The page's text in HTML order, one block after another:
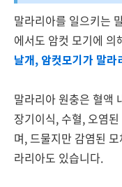
말라리아를 일으키는
에서도 암컷 모기에
날개, 암컷모기가 말
말라리아 원충은 혈액
장기이식, 수혈, 오염
며, 드물지만 감염된
라리아도 있습니다.